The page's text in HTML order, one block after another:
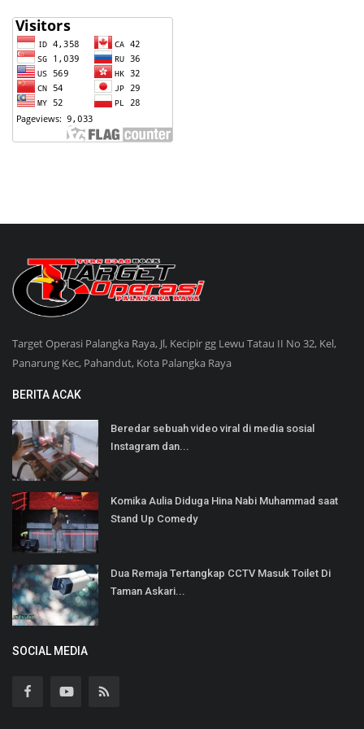
Target Operasi Palangka Raya, Jl, Kecipir gg Lewu Tatau II No 32, Kel,
Panarung Kec, Pahandut, Kota Palangka Raya
BERITA ACAK
Beredar sebuah video viral di media sosial
Instagram dan...
Komika Aulia Diduga Hina Nabi Muhammad saat
Stand Up Comedy
Dua Remaja Tertangkap CCTV Masuk Toilet Di
Taman Askari...
SOCIAL MEDIA